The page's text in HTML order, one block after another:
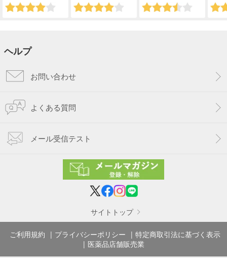
ヘルプ
お問い合わせ
よくある質問
メール受信テスト
サイトトップ
ご利用規約 プライバシーポリシー
特定商取引法に基づく表示
医薬品店舗販売業